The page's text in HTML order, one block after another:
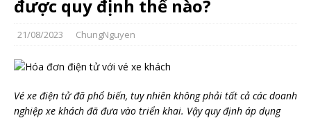
được quy định thế nào?
21/08/2023 ChungNguyen
Vé xe điện tử đã phổ biến, tuy nhiên không phải tất cả các doanh
nghiệp xe khách đã đưa vào triển khai. Vậy quy định áp dụng